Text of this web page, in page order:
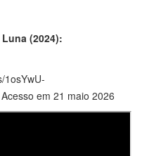
(2024):
1osYwU-
em 21 maio 2026